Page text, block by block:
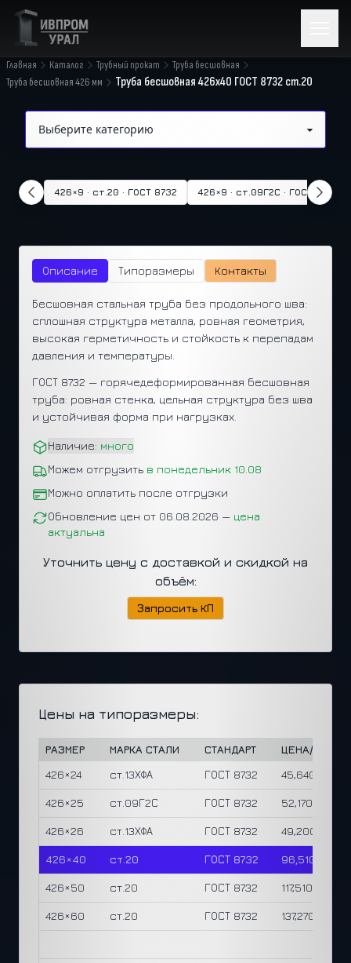
Главная Каталог Трубный прокат
Труба бесшовная
Труба бесшовная 426 мм
Труба бесшовная 426x40 ГОСТ 8732 ст.20
426×9 · ст.20 · ГОСТ 8732 426×9 · ст.09Г2С · ГОСТ 8732
Описание Типоразмеры Контакты
Бесшовная стальная труба без продольного шва:
сплошная структура металла, ровная геометрия,
высокая герметичность и стойкость к перепадам
давления и температуры.
ГОСТ 8732 — горячедеформированная бесшовная
труба: ровная стенка, цельная структура без шва
и устойчивая форма при нагрузках.
Наличие: много
Можем отгрузить в понедельник 10.08
Можно оплатить после отгрузки
Обновление цен от 06.08.2026 — цена
актуальна
Уточнить цену с доставкой и скидкой на
объём:
Запросить КП
Цены на типоразмеры:
РАЗМЕР МАРКА СТАЛИ СТАНДАРТ ЦЕНА/М
426×24
ст.13ХФА ГОСТ 8732 45,640 ₽
426×25 ст.09Г2С ГОСТ 8732 52,170 ₽
426×26 ст.13ХФА ГОСТ 8732 49,200 ₽
426×40 ст.20 ГОСТ 8732 96,510 ₽
426×50 ст.20 ГОСТ 8732 117,510 ₽
426×60 ст.20 ГОСТ 8732 137,270 ₽